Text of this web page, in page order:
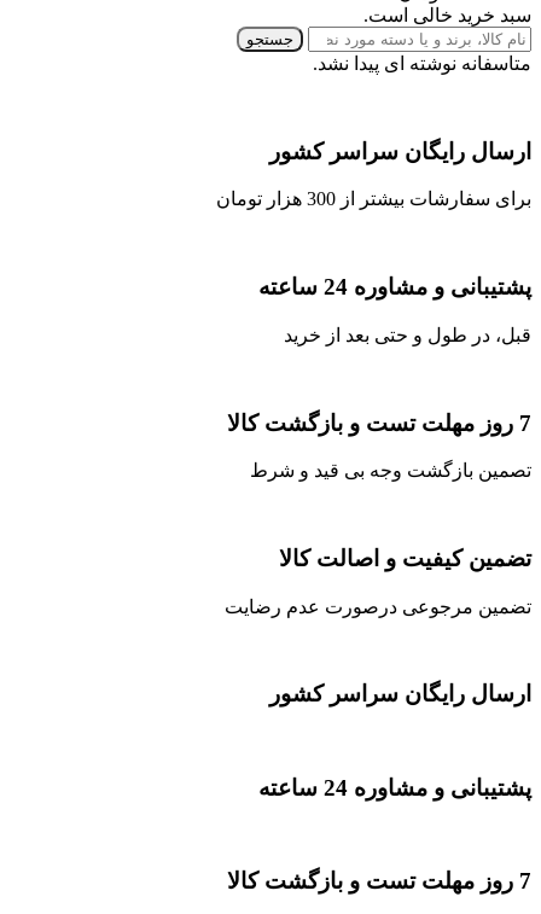
سبد خرید خالی است.
جستجو
متاسفانه نوشته ای پیدا نشد.
ارسال رایگان سراسر کشور
برای سفارشات بیشتر از 300 هزار تومان
پشتیبانی و مشاوره 24 ساعته
قبل، در طول و حتی بعد از خرید
7 روز مهلت تست و بازگشت کالا
تصمین بازگشت وجه بی قید و شرط
تضمین کیفیت و اصالت کالا
تضمین مرجوعی درصورت عدم رضایت
ارسال رایگان سراسر کشور
پشتیبانی و مشاوره 24 ساعته
7 روز مهلت تست و بازگشت کالا